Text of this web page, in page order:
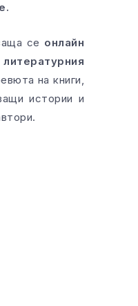
се онлайн
на книги,
истории и